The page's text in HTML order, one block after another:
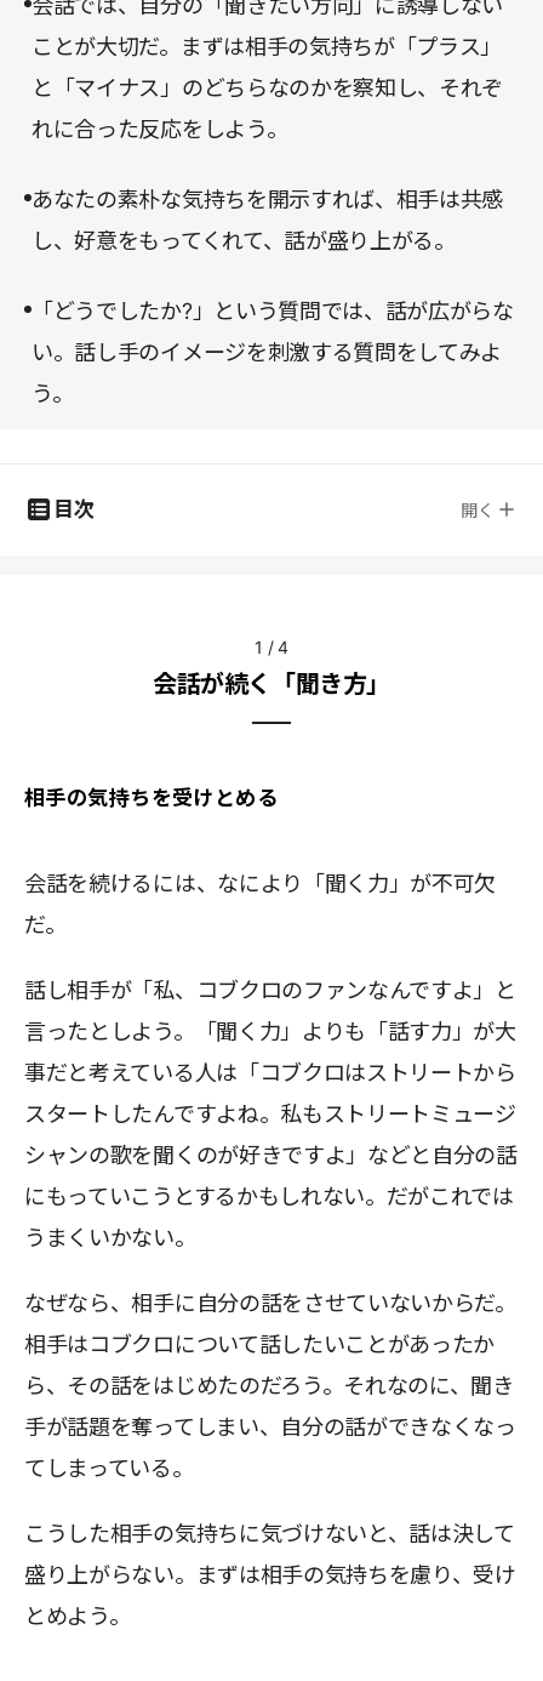
会話では、自分の「聞きたい方向」に誘導しない
ことが大切だ。まずは相手の気持ちが「プラス」
と「マイナス」のどちらなのかを察知し、それぞ
れに合った反応をしよう。
あなたの素朴な気持ちを開示すれば、相手は共感
し、好意をもってくれて、話が盛り上がる。
「どうでしたか?」という質問では、話が広がらな
い。話し手のイメージを刺激する質問をしてみよ
う。
目次 開く
1 /4
会話が続く「聞き方」
相手の気持ちを受けとめる
会話を続けるには、なにより「聞く力」が不可欠
だ。
話し相手が「私、コブクロのファンなんですよ」と
言ったとしよう。「聞く力」よりも「話す力」が大
事だと考えている人は「コブクロはストリートから
スタートしたんですよね。私もストリートミュージ
シャンの歌を聞くのが好きですよ」などと自分の話
にもっていこうとするかもしれない。だがこれでは
うまくいかない。
なぜなら、相手に自分の話をさせていないからだ。
相手はコブクロについて話したいことがあったか
ら、その話をはじめたのだろう。それなのに、聞き
手が話題を奪ってしまい、自分の話ができなくなっ
てしまっている。
こうした相手の気持ちに気づけないと、話は決して
盛り上がらない。まずは相手の気持ちを慮り、受け
とめよう。